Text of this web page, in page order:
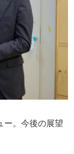
ー。今後の展望